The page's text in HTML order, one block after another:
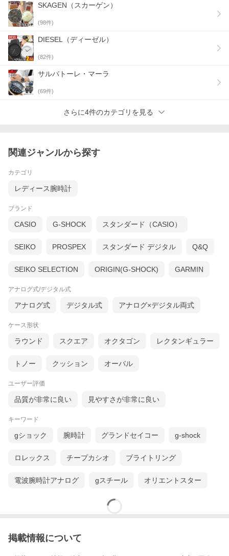
SKAGEN（スカーゲン）
(98件)
DIESEL（ディーゼル）
(82件)
サルバトーレ・マーラ
(69件)
さらに4件のカテゴリを見る
関連ジャンルから探す
カテゴリ
レディース腕時計
ブランド
CASIO G-SHOCK スタンダード（CASIO）
SEIKO PROSPEX スタンダード デジタル Q&Q
SEIKO SELECTION ORIGIN(G-SHOCK) GARMIN
アナログ式/デジタル式
アナログ式 デジタル式 アナログ×デジタル両式
ケース形状
ラウンド スクエア オクタゴン レクタンギュラー
トノー クッション オーバル
ユーザー評価
品質が非常に良い 見やすさが非常に良い
キーワード
gショック 腕時計 グランドセイコー g-shock
ロレックス チープカシオ ブライトリング
電波腕時計アナログ gスチール オリエントスター
掲載情報について